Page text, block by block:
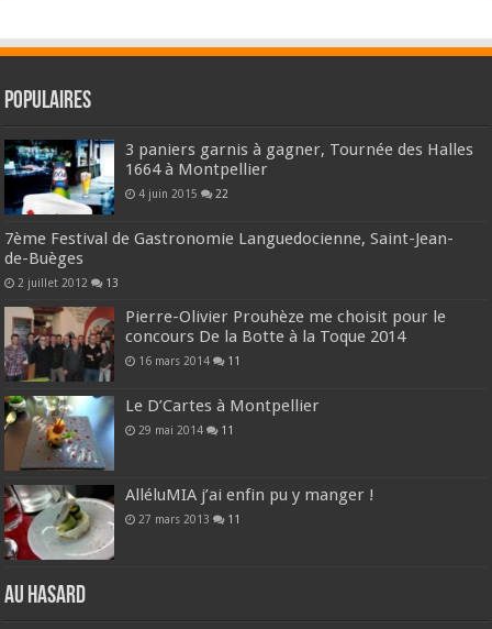
Populaires
3 paniers garnis à gagner, Tournée des Halles
1664 à Montpellier
4 juin 2015 22
7ème Festival de Gastronomie Languedocienne, Saint-Jean-
de-Buèges
2 juillet 2012 13
Pierre-Olivier Prouhèze me choisit pour le
concours De la Botte à la Toque 2014
16 mars 2014 11
Le D’Cartes à Montpellier
29 mai 2014 11
AlléluMIA j’ai enfin pu y manger !
27 mars 2013 11
Au hasard